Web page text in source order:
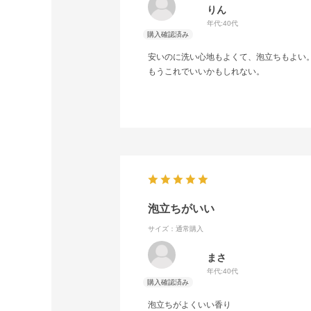
りん
年代:40代
安いのに洗い心地もよくて、泡立ちもよい
もうこれでいいかもしれない。
泡立ちがいい
サイズ：通常購入
まさ
年代:40代
泡立ちがよくいい香り